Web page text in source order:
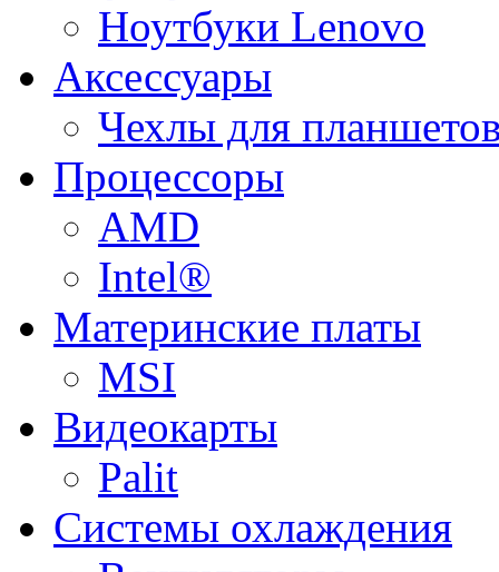
Ноутбуки Lenovo
Аксессуары
Чехлы для
Процессоры
AMD
Intel®
Материнские платы
MSI
Видеокарты
Palit
Системы охлаждения